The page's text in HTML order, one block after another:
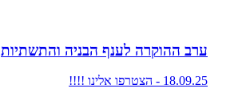
ערב ההוקרה לענף הבניה והתשתיות
18.09.25 - הצטרפו אלינו !!!!